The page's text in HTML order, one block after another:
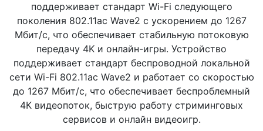
Серверное оборудование
UPS Источники бесперебойного питания
Мышки и Клавиатуры
Наушники
Сетевое оборудование
поддерживает стандарт Wi-Fi следующего
поколения 802.11ac Wave2 с ускорением до 1267
Мбит/с, что обеспечивает стабильную потоковую
передачу 4K и онлайн-игры. Устройство
поддерживает стандарт беспроводной локальной
сети Wi-Fi 802.11ac Wave2 и работает со скоростью
до 1267 Мбит/с, что обеспечивает беспроблемный
4К видеопоток, быструю работу стриминговых
сервисов и онлайн видеоигр.